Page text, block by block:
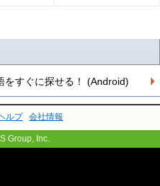
をすぐに探せる！ (Android)
ルプ 会社情報
Group, Inc.